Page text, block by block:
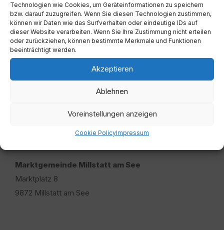
Technologien wie Cookies, um Geräteinformationen zu speichern
bzw. darauf zuzugreifen. Wenn Sie diesen Technologien zustimmen,
können wir Daten wie das Surfverhalten oder eindeutige IDs auf
dieser Website verarbeiten. Wenn Sie Ihre Zustimmung nicht erteilen
oder zurückziehen, können bestimmte Merkmale und Funktionen
beeinträchtigt werden.
Akzeptieren
Ablehnen
Voreinstellungen anzeigen
Cookie PolicyImpressum
Nächste
Protokoll GR 12-10-2023
Marktgemeinde Millstatt am See
Marktplatz 8
9872 Millstatt am See